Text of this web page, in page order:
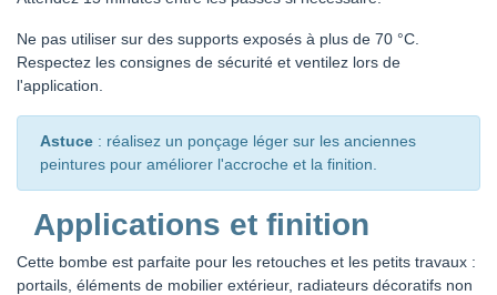
Ne pas utiliser sur des supports exposés à plus de 70 °C.
Respectez les consignes de sécurité et ventilez lors de
l'application.
Astuce : réalisez un ponçage léger sur les anciennes
peintures pour améliorer l'accroche et la finition.
Applications et finition
Cette bombe est parfaite pour les retouches et les petits travaux :
portails, éléments de mobilier extérieur, radiateurs décoratifs non